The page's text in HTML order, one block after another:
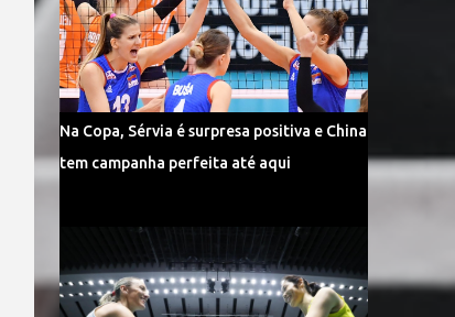
Na Copa, Sérvia é surpresa positiva e China
tem campanha perfeita até aqui